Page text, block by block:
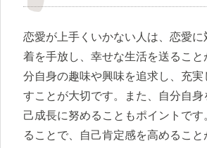
恋愛が上手くいかない人は、恋愛
着を手放し、幸せな生活を送ること
分自身の趣味や興味を追求し、充
すことが大切です。また、自分自身
己成長に努めることもポイントです
ることで、自己肯定感を高めること